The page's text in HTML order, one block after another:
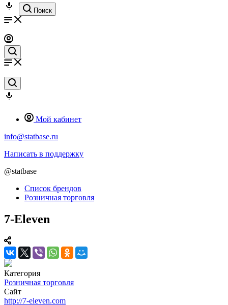
Поиск
Мой кабинет
info@statbase.ru
Написать в поддержку
@statbase
Список брендов
Розничная торговля
7-Eleven
Категория
Розничная торговля
Сайт
http://7-eleven.com